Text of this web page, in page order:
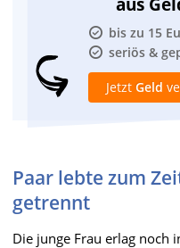
bis zu 15
seriös &
Jetzt Geld
Paar lebte zum
getrennt
Die junge Frau erlag noch